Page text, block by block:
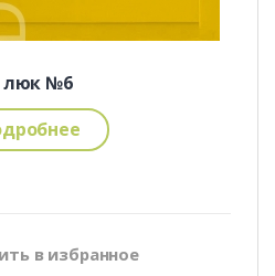
люк №6
в избранное